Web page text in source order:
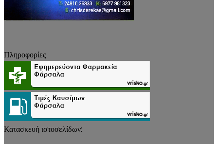
Πληροφορίες
Κατασκευή ιστοσελίδων: